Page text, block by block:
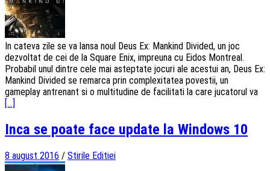
In cateva zile se va lansa noul Deus Ex: Mankind Divided, un joc
dezvoltat de cei de la Square Enix, impreuna cu Eidos Montreal.
Probabil unul dintre cele mai asteptate jocuri ale acestui an, Deus Ex:
Mankind Divided se remarca prin complexitatea povestii, un
gameplay antrenant si o multitudine de facilitati la care jucatorul va
[...]
Inca se poate face update la Windows 10
8 august 2016 / Stirile Editiei